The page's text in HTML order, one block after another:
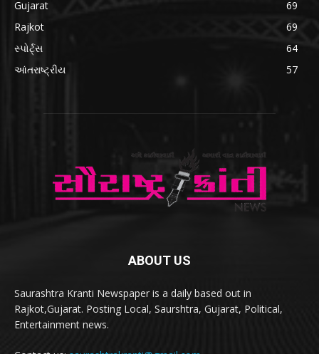
Gujarat
69
Rajkot
69
સ્પોર્ટ્સ
64
આંતરાષ્ટ્રીય
57
ABOUT US
Saurashtra Kranti Newspaper is a daily based out in
Rajkot,Gujarat. Posting Local, Saurshtra, Gujarat, Political,
Entertainment news.